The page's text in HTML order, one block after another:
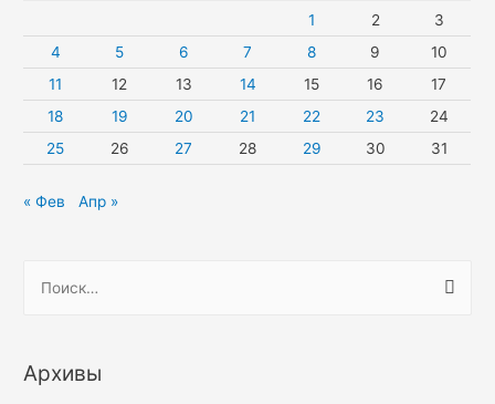
1 2
3
4
5 6 7 8 9
10
11
12 13 14 15 16
17
18
19 20 21 22 23
24
25
26 27 28 29 30 31
« Фев Апр »
т
Архивы